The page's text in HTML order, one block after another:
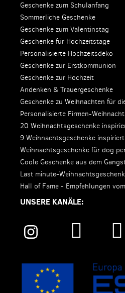
Geschenke zum Schulanfang
Sommerliche Geschenke
Geschenke zum Valentinstag
Geschenke für Hochzeitstage
Personalisierte Hochzeitsdeko
Geschenke zur Erstkommunion
Geschenke zur Hochzeit
Andenken & Trauergeschenke
Geschenke zu Weihnachten für
Personalisierte Firmen-
20 Weihnachtsgeschenke
9 Weihnachtsgeschenke
Weihnachtsgeschenke für dog
Coole Geschenke aus dem
Last minute-
Hall of Fame - Empfehlungen
UNSERE KANÄLE: